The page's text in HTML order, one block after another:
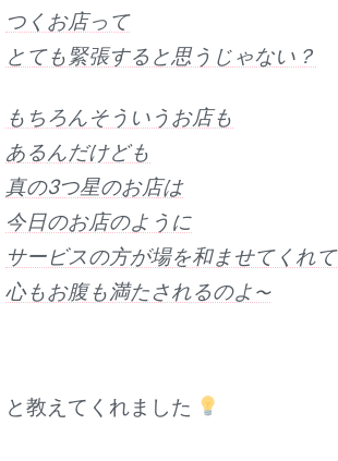
つくお店って
とても緊張すると思うじゃない？
もちろんそういうお店も
あるんだけども
真の3つ星のお店は
今日のお店のように
サービスの方が場を和ませてくれて
心もお腹も満たされるのよ 〜
と教えてくれました